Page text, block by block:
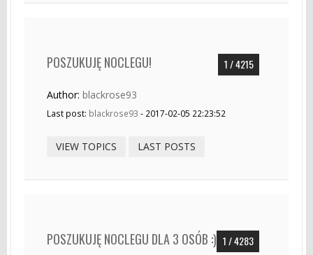
1 / 4215
POSZUKUJĘ NOCLEGU!
Author: blackrose93
Last post: blackrose93 - 2017-02-05 22:23:52
VIEW TOPICS LAST POSTS
1 / 4283
POSZUKUJĘ NOCLEGU DLA 3 OSÓB :)